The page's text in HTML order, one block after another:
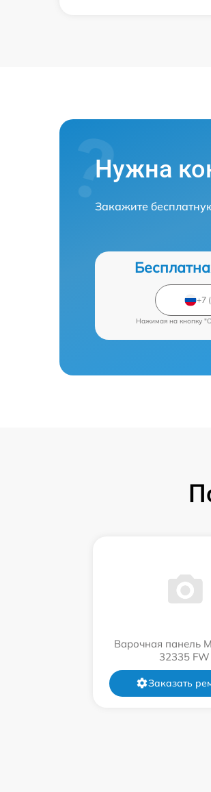
Нужна
Закажите
Нажимая на кнопку
Варочная панель
32335 FW
Заказать